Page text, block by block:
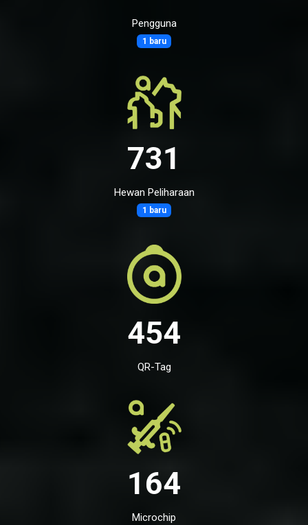
Pengguna
1 baru
731
Hewan Peliharaan
1 baru
454
QR-Tag
164
Microchip